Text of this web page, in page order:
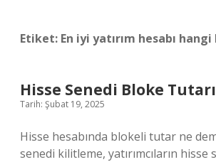
Etiket: En iyi yatırım hesabı
Hisse Senedi Bloke
Tarih: Şubat 19, 2025
Hisse hesabında blokeli tutar ne
senedi kilitleme, yatırımcıların